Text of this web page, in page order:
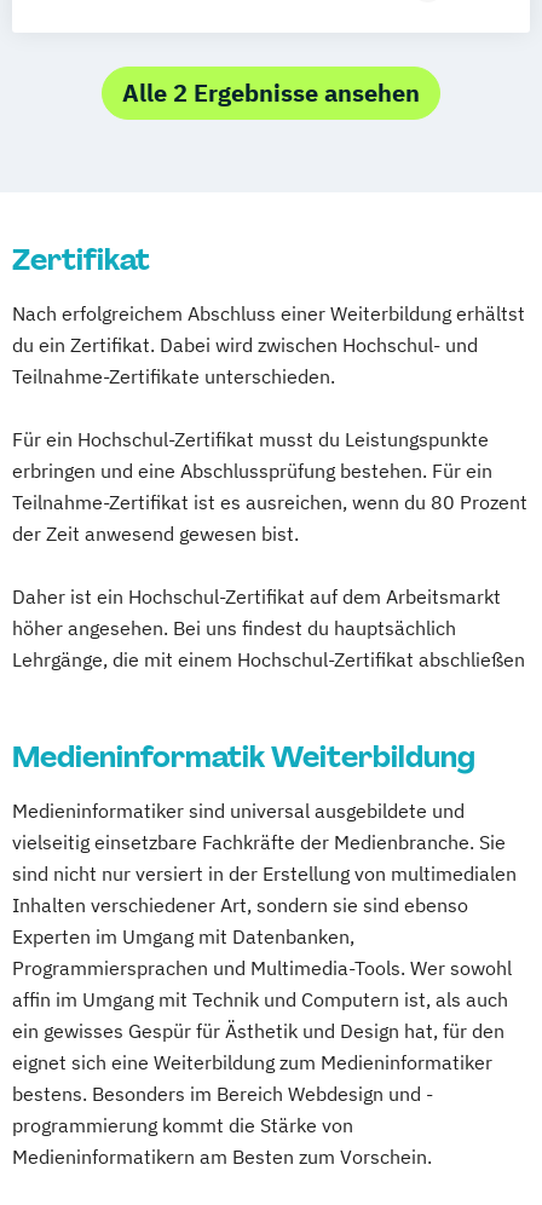
Alle 2 Ergebnisse ansehen
Zertifikat
Nach erfolgreichem Abschluss einer Weiterbildung erhältst
du ein Zertifikat. Dabei wird zwischen Hochschul- und
Teilnahme-Zertifikate unterschieden.
Für ein Hochschul-Zertifikat musst du Leistungspunkte
erbringen und eine Abschlussprüfung bestehen. Für ein
Teilnahme-Zertifikat ist es ausreichen, wenn du 80 Prozent
der Zeit anwesend gewesen bist.
Daher ist ein Hochschul-Zertifikat auf dem Arbeitsmarkt
höher angesehen. Bei uns findest du hauptsächlich
Lehrgänge, die mit einem Hochschul-Zertifikat abschließen
Medieninformatik Weiterbildung
Medieninformatiker sind universal ausgebildete und
vielseitig einsetzbare Fachkräfte der Medienbranche. Sie
sind nicht nur versiert in der Erstellung von multimedialen
Inhalten verschiedener Art, sondern sie sind ebenso
Experten im Umgang mit Datenbanken,
Programmiersprachen und Multimedia-Tools. Wer sowohl
affin im Umgang mit Technik und Computern ist, als auch
ein gewisses Gespür für Ästhetik und Design hat, für den
eignet sich eine Weiterbildung zum Medieninformatiker
bestens. Besonders im Bereich Webdesign und -
programmierung kommt die Stärke von
Medieninformatikern am Besten zum Vorschein.